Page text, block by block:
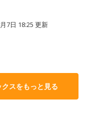
7日 18:25 更新
スをもっと見る